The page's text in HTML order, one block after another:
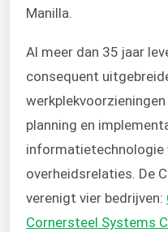
Manilla.
Al meer dan 35 jaar
consequent
planning en
informatietechnologie
overheidsrelaties. De
verenigt vier bedrijven:
Cornersteel Systems